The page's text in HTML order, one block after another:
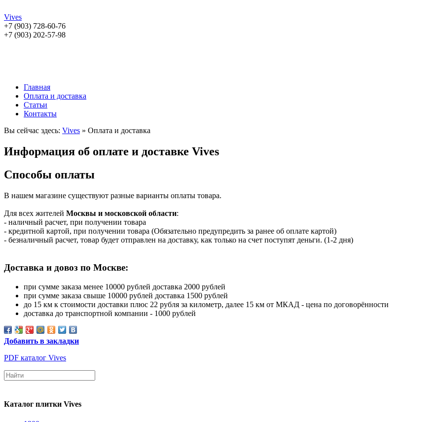
Vives
+7 (903) 728-60-76
+7 (903) 202-57-98
Главная
Оплата и доставка
Статьи
Контакты
Вы сейчас здесь: Vives » Оплата и доставка
Информация об оплате и доставке Vives
Способы оплаты
В нашем магазине существуют разные варианты оплаты товара.
Для всех жителей Москвы и московской области:
- наличный расчет, при получении товара
- кредитной картой, при получении товара (Обязательно предупредить за ранее об оплате картой)
- безналичный расчет, товар будет отправлен на доставку, как только на счет поступят деньги. (1-2 дня)
Доставка и довоз по Москве:
при сумме заказа менее 10000 рублей доставка 2000 рублей
при сумме заказа свыше 10000 рублей доставка 1500 рублей
до 15 км к стоимости доставки плюс 22 рубля за километр, далее 15 км от МКАД - цена по договорённости
доставка до транспортной компании - 1000 рублей
Добавить в закладки
PDF каталог Vives
Каталог плитки Vives